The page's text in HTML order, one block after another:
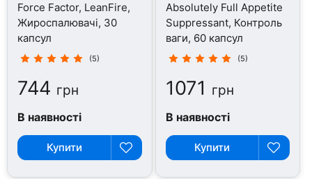
Force Factor, LeanFire,
Жироспалювачі, 30
капсул
(5)
744 грн
В наявності
Купити
Absolutely Full Appetite
Suppressant, Контроль
ваги, 60 капсул
(5)
1071 грн
В наявності
Купити